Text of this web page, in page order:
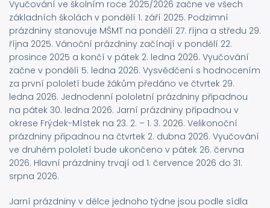
Vyučování ve školním roce 2025/2026 začne ve všech
základních školách v pondělí 1. září 2025. Podzimní
prázdniny stanovuje MŠMT na pondělí 27. října a středu 29.
října 2025. Vánoční prázdniny začínají v pondělí 22.
prosince 2025 a končí v pátek 2. ledna 2026. Vyučování
začne v pondělí 5. ledna 2026. Vysvědčení s hodnocením
za první pololetí bude žákům předáno ve čtvrtek 29.
ledna 2026. Jednodenní pololetní prázdniny připadnou
na pátek 30. ledna 2026. Jarní prázdniny připadnou v
okrese Frýdek-Místek na 23. 2. – 1. 3. 2026. Velikonoční
prázdniny připadnou na čtvrtek 2. dubna 2026. Vyučování
ve druhém pololetí bude ukončeno v pátek 26. června
2026. Hlavní prázdniny trvají od 1. července 2026 do 31.
srpna 2026.
Jarní prázdniny v délce jednoho týdne jsou podle sídla